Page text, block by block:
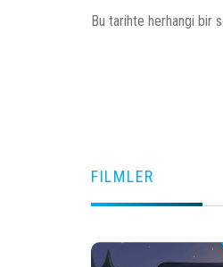
Bu tarihte herhangi bir
FILMLER